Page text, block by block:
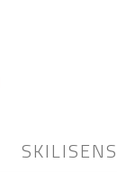
SKILISENS